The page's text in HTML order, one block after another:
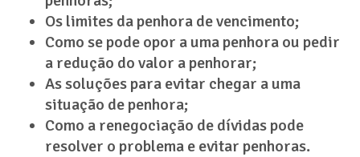
Os limites da penhora de vencimento;
Como se pode opor a uma penhora ou pedir
a redução do valor a penhorar;
As soluções para evitar chegar a uma
situação de penhora;
Como a renegociação de dívidas pode
resolver o problema e evitar penhoras.